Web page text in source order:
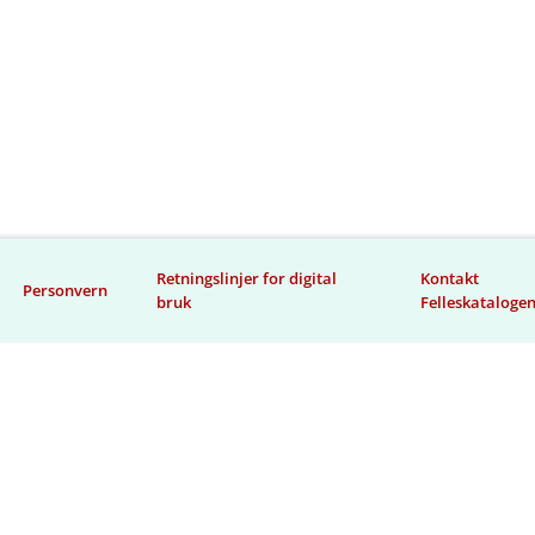
Personvern
Retningslinjer for digital
bruk
Kontakt
Felleskatalogen